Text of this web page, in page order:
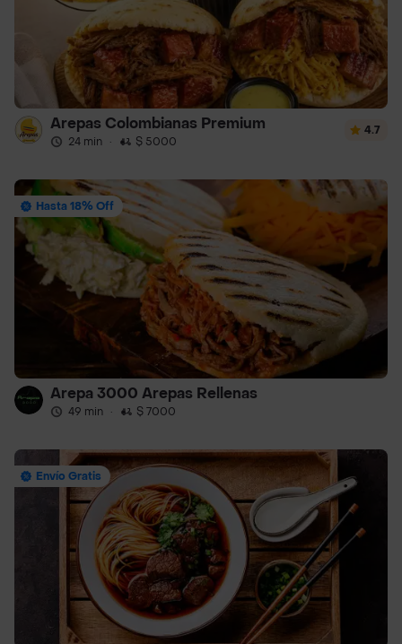
Arepas Colombianas Premium
24 min · $ 5000
4.7
Hasta 18% Off
Arepa 3000 Arepas Rellenas
49 min · $ 7000
Envío Gratis